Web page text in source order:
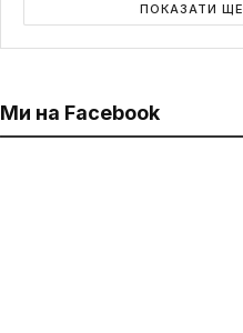
ПОКАЗАТИ ЩЕ
Ми на Facebook